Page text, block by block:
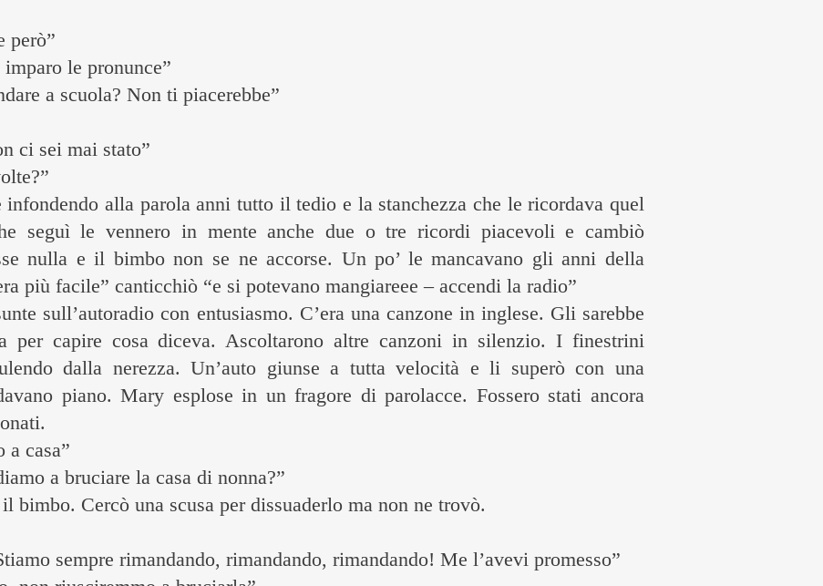
però”
le pronunce”
a scuola? Non ti piacerebbe”
ci sei mai stato”
alla parola anni tutto il tedio e la stanchezza che le ricordava quel
seguì le vennero in mente anche due o tre ricordi piacevoli e cambiò
nulla e il bimbo non se ne accorse. Un po’ le mancavano gli anni della
più facile” canticchiò “e si potevano mangiareee – accendi la radio”
sull’autoradio con entusiasmo. C’era una canzone in inglese. Gli sarebbe
per capire cosa diceva. Ascoltarono altre canzoni in silenzio. I finestrini
dalla nerezza. Un’auto giunse a tutta velocità e li superò con una
piano. Mary esplose in un fragore di parolacce. Fossero stati ancora
a casa”
a bruciare la casa di nonna?”
bimbo. Cercò una scusa per dissuaderlo ma non ne trovò.
sempre rimandando, rimandando, rimandando! Me l’avevi promesso”